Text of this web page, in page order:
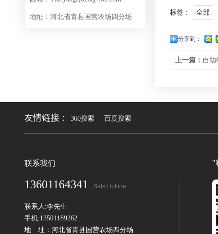
地址：河北省青县国营农场四分场
标签： 全部
分享到：
上一篇： 自
友情链接： 360搜索 百度搜索
联系我们
13601164341 Sale Hotline
联系人:李先生
手机:13501189262
地 址：河北省青县国营农场四分场
"